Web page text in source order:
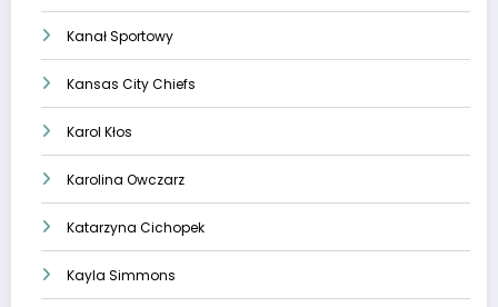
Kanał Sportowy
Kansas City Chiefs
Karol Kłos
Karolina Owczarz
Katarzyna Cichopek
Kayla Simmons